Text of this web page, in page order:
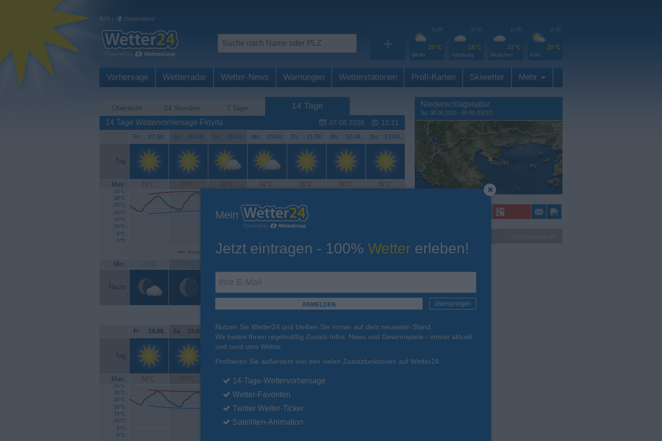
RSS | Deutschland
+
11:00
20°C
Berlin
11:00
18°C
Hamburg
11:00
22°C
München
11:00
20°C
Köln
Vorhersage Wetterradar Wetter-News Warnungen Wetterstationen Profi-Karten Skiwetter Mehr
Übersicht 24 Stunden 7 Tage 14 Tage
07.08.2026 12:21
14 Tage Wettervorhersage Floyita
Fr. 07.08. Sa. 08.08. So. 09.08. Mo. 10.08. Di. 11.08. Mi. 12.08. Do. 13.08.
Tag
Max. 35°C 37°C 36°C 34°C 35°C 36°C 36°C
Höchsttemperatur Tiefsttemperatur Aktuelle Temperatur
0°C
5°C
10°C
15°C
20°C
25°C
30°C
35°C
Min. 21°C 23°C
Nacht
Fr. 14.08. Sa. 15.08. So. 16.08. Mo. 17.08. Di. 18.08. Mi. 19.08. Do. 20.08.
Tag
Max. 34°C 33°C 33°C 33°C 34°C
0°C
5°C
10°C
15°C
20°C
25°C
30°C
35°C
Niederschlagsradar
Sa. 08.08.2026 - 00:00 (EEST)
Floyita
Mein
Jetzt eintragen - 100% Wetter erleben!
überspringen
Nutzen Sie Wetter24 und bleiben Sie immer auf dem neuesten Stand.
Wir bieten Ihnen regelmäßig Zusatz-Infos, News und Gewinnspiele - immer aktuell
und rund ums Wetter.
Profitieren Sie außerdem von den vielen Zusatzfunktionen auf Wetter24:
14-Tage-Wettervorhersage
Wetter-Favoriten
Twitter Wetter-Ticker
Satelliten-Animation